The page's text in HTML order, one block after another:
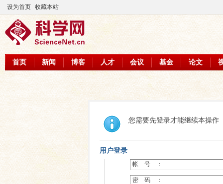
设为首页 收藏本站
首页 新闻 博客 人才 会议 基金 论文
您需要先登录才能继续本操作
用户登录
帐 号 ：
密 码 ：